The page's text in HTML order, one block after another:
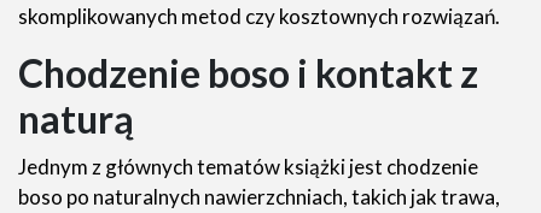
skomplikowanych metod czy kosztownych rozwiązań.
Chodzenie boso i kontakt z
naturą
Jednym z głównych tematów książki jest chodzenie
boso po naturalnych nawierzchniach, takich jak trawa,